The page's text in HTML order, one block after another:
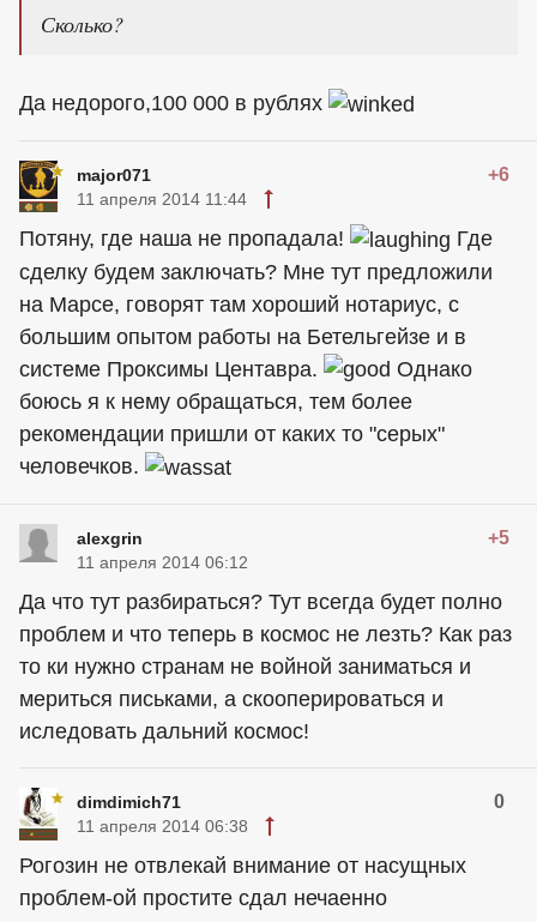
Сколько?
Да недорого,100 000 в рублях
major071 +6
11 апреля 2014 11:44
Потяну, где наша не пропадала!
Где
сделку будем заключать? Мне тут предложили
на Марсе, говорят там хороший нотариус, с
большим опытом работы на Бетельгейзе и в
системе Проксимы Центавра.
Однако
боюсь я к нему обращаться, тем более
рекомендации пришли от каких то "серых"
человечков.
alexgrin +5
11 апреля 2014 06:12
Да что тут разбираться? Тут всегда будет полно
проблем и что теперь в космос не лезть? Как раз
то ки нужно странам не войной заниматься и
мериться письками, а скооперироваться и
иследовать дальний космос!
dimdimich71 0
11 апреля 2014 06:38
Рогозин не отвлекай внимание от насущных
проблем-ой простите сдал нечаенно